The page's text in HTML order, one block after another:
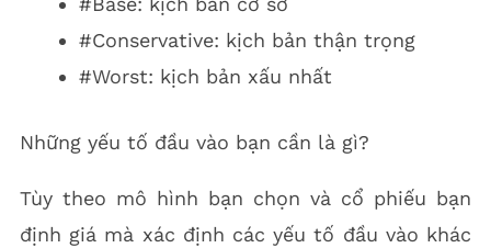
#Conservative: kịch bản thận trọng
#Worst: kịch bản xấu nhất
Những yếu tố đầu vào bạn cần là gì?
Tùy theo mô hình bạn chọn và cổ phiếu bạn
định giá mà xác định các yếu tố đầu vào khác